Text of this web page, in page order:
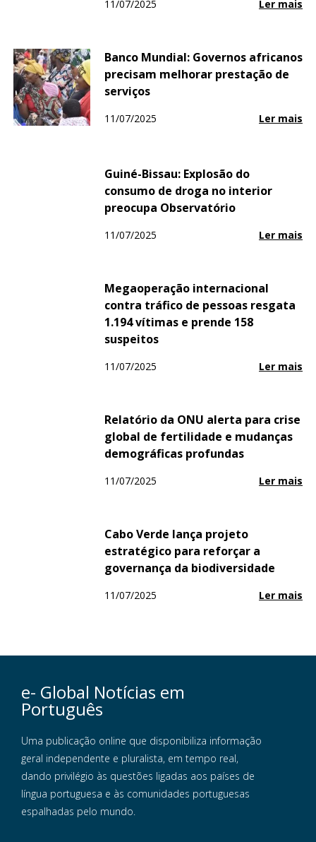
11/07/2025 Ler mais
Banco Mundial: Governos africanos
precisam melhorar prestação de
serviços
11/07/2025 Ler mais
Guiné-Bissau: Explosão do
consumo de droga no interior
preocupa Observatório
11/07/2025 Ler mais
Megaoperação internacional
contra tráfico de pessoas resgata
1.194 vítimas e prende 158
suspeitos
11/07/2025 Ler mais
Relatório da ONU alerta para crise
global de fertilidade e mudanças
demográficas profundas
11/07/2025 Ler mais
Cabo Verde lança projeto
estratégico para reforçar a
governança da biodiversidade
11/07/2025 Ler mais
e- Global Notícias em
Português
Uma publicação online que disponibiliza informação
geral independente e pluralista, em tempo real,
dando privilégio às questões ligadas aos países de
língua portuguesa e às comunidades portuguesas
espalhadas pelo mundo.